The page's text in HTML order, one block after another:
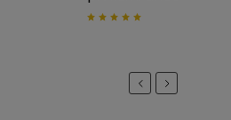
Previous
Next